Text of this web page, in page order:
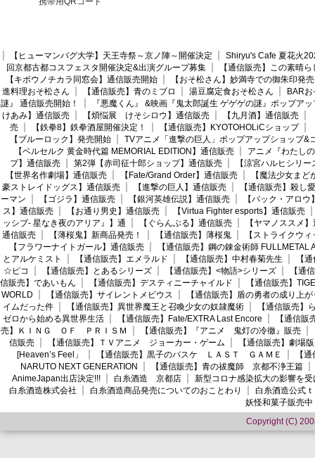
【ヒューマンバグ大学】天王寺祭～京ノ陣～開催決定
Shiryu's Cafe 夏花火
回京都古都コスフェスタ開催決定&出演グループ募集
【通信販売】この素晴
【キボウノチカラ同窓会】通信販売開始
【おそ松さん】妙満寺での御朱印発売
進料理おそ松さん
【通信販売】青のミブロ 湯豆腐定食おそ松さん
BAR
謎』 通信販売開始！
『悪魔くん』 &映画『鬼太郎誕生 ゲゲゲの謎』ポップア
けあみ】通信販売
【煩悩展 けそシロウ】通信販売 【九月酒】通信販売
売
【鉄拳8】鉄拳酒屋開催決定！ 【通信販売】KYOTOHOLiCショップ
【ブルーロック】発売開始
TVアニメ「進撃の巨人」ポップアップショップ&
【ベルセルク 黄金時代篇 MEMORIAL EDITION】通信販売
アニメ『わたし
プ】通信販売
第2弾【赤司征十郎ショップ】通信販売
【涼宮ハルヒシリ
【世界名作劇場】通信販売
【Fate/Grand Order】通信販売
【魔法少女ま
豪ストレイドッグス】通信販売
【進撃の巨人】通信販売
【通信販売】殺し愛
ーマン
【ゴジラ】通信販売 【銀河英雄伝説】通信販売
【バック・アロウ
ス】通信販売
【お通り男史】通信販売
【Virtua Fighter esports】通信販売
ッシブ- 星なき夜のアリア』】通
【ぐらんぶる】通信販売
【ヤマノススメ
通信販売
【薄桜鬼】新商品発売！ 【通信販売】薄桜鬼
【ストライクウ
【フラワーナイトガール】通信販売
【通信販売】鋼の錬金術師 FULLMETAL
とアルケミスト
【通信販売】エメラルド 【通信販売】中村春菊先生
【
☆ピコ
【通信販売】とあるシリーズ 【通信販売】<物語>シリーズ
【通
信販売】であいもん
【通信販売】デスティニーチャイルド
【通信販売】
WORLD
【通信販売】サイレントメビウス
【通信販売】盾の勇者の成り上が
イムだった件
【通信販売】異世界魔王と召喚少女の奴隷魔術
【通信販売】
ゼロから始める異世界生活
【通信販売】Fate/EXTRA Last Encore
【通信
売】ＫＩＮＧ ＯＦ ＰＲＩＳＭ
【通信販売】『アニメ 鬼灯の冷徹』販売
信販売
【通信販売】ＴＶアニメ ジョーカー・ゲーム
【通信販売】劇場
[Heaven’s Feel」
【通信販売】黒子のバスケ ＬＡＳＴ ＧＡＭＥ
【
NARUTO NEXT GENERATION
【通信販売】青の祓魔師 京都不浄王篇
AnimeJapan出店決定!!!
白糸酒造 京都店
新型コロナ感染拡大の影響を
白糸酒造株式会社
白糸酒造商品発売についてのおことわり
白糸酒造公式
妖怪和菓子販売中
Copyright (C)